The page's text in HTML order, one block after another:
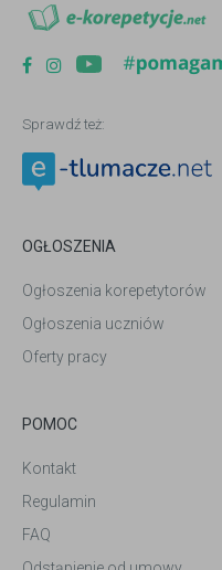
Sprawdź też:
OGŁOSZENIA
Ogłoszenia korepetytorów
Ogłoszenia uczniów
Oferty pracy
POMOC
Kontakt
Regulamin
FAQ